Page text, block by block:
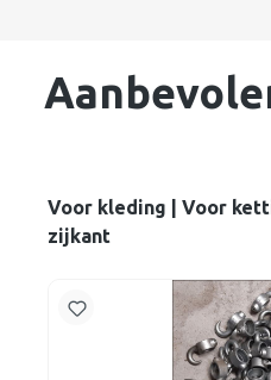
Voor kleding | Voor
zijkant